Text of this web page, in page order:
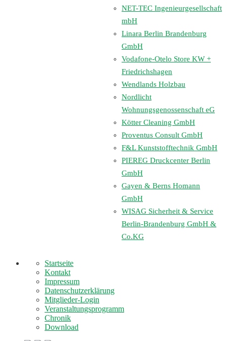
NET-TEC Ingenieurgesellschaft
mbH
Linara Berlin Brandenburg
GmbH
Vodafone-Otelo Store KW +
Friedrichshagen
Wendlands Holzbau
Nordlicht
Wohnungsgenossenschaft eG
Kötter Cleaning GmbH
Proventus Consult GmbH
F&L Kunststofftechnik GmbH
PIEREG Druckcenter Berlin
GmbH
Gayen & Berns Homann
GmbH
WISAG Sicherheit & Service
Berlin-Brandenburg GmbH &
Co.KG
Startseite
Kontakt
Impressum
Datenschutzerklärung
Mitglieder-Login
Veranstaltungsprogramm
Chronik
Download